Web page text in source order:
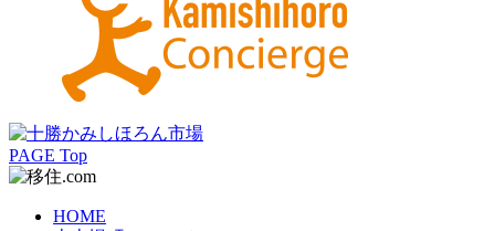
PAGE Top
HOME